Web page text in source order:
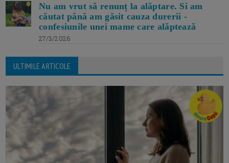
Nu am vrut să renunț la alăptare. Si am
căutat până am găsit cauza durerii -
confesiunile unei mame care alăptează
27/3/2026
ULTIMILE ARTICOLE